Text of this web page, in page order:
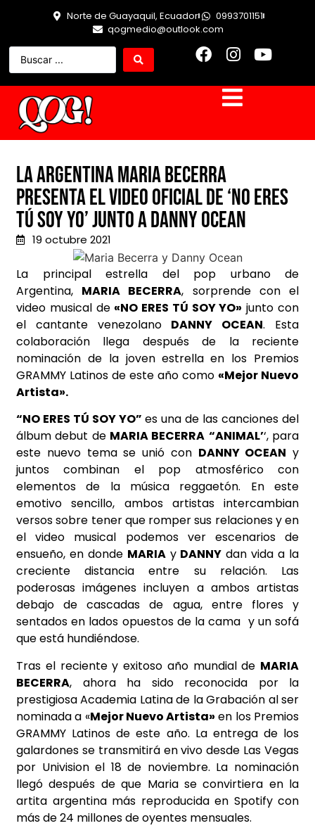
Norte de Guayaquil, Ecuador
0993701151
qogmedio@outlook.com
La argentina Maria Becerra
presenta el video oficial de ‘No Eres
Tú Soy Yo’ junto a Danny Ocean
19 octubre 2021
La principal estrella del pop urbano de
Argentina, MARIA BECERRA, sorprende con el
video musical de «NO ERES TÚ SOY YO» junto con
el cantante venezolano DANNY OCEAN. Esta
colaboración llega después de la reciente
nominación de la joven estrella en los Premios
GRAMMY Latinos de este año como «Mejor Nuevo
Artista».
“NO ERES TÚ SOY YO” es una de las canciones del
álbum debut de MARIA BECERRA “ANIMAL’‘, para
este nuevo tema se unió con DANNY OCEAN y
juntos combinan el pop atmosférico con
elementos de la música reggaetón. En este
emotivo sencillo, ambos artistas intercambian
versos sobre tener que romper sus relaciones y en
el video musical podemos ver escenarios de
ensueño, en donde MARIAy DANNY dan vida a la
creciente distancia entre su relación. Las
poderosas imágenes incluyen a ambos artistas
debajo de cascadas de agua, entre flores y
sentados en lados opuestos de la cama y un sofá
que está hundiéndose.
Tras el reciente y exitoso año mundial de MARIA
BECERRA, ahora ha sido reconocida por la
prestigiosa Academia Latina de la Grabación al ser
nominada a «Mejor Nuevo Artista» en los Premios
GRAMMY Latinos de este año. La entrega de los
galardones se transmitirá en vivo desde Las Vegas
por Univision el 18 de noviembre. La nominación
llegó después de que Maria se convirtiera en la
artita argentina más reproducida en Spotify con
más de 24 millones de oyentes mensuales.